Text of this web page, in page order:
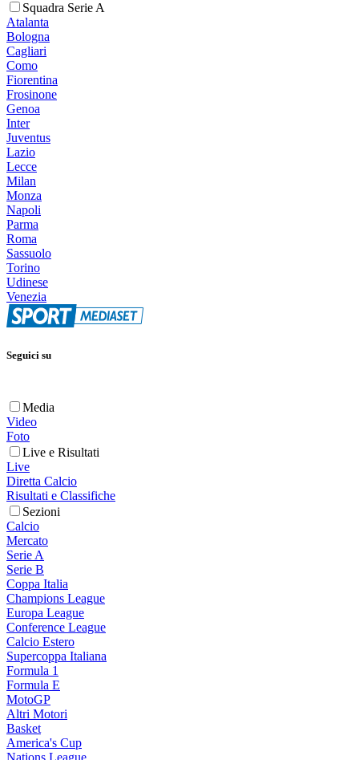
Squadra Serie A
Atalanta
Bologna
Cagliari
Como
Fiorentina
Frosinone
Genoa
Inter
Juventus
Lazio
Lecce
Milan
Monza
Napoli
Parma
Roma
Sassuolo
Torino
Udinese
Venezia
Seguici su
Media
Video
Foto
Live e Risultati
Live
Diretta Calcio
Risultati e Classifiche
Sezioni
Calcio
Mercato
Serie A
Serie B
Coppa Italia
Champions League
Europa League
Conference League
Calcio Estero
Supercoppa Italiana
Formula 1
Formula E
MotoGP
Altri Motori
Basket
America's Cup
Nations League